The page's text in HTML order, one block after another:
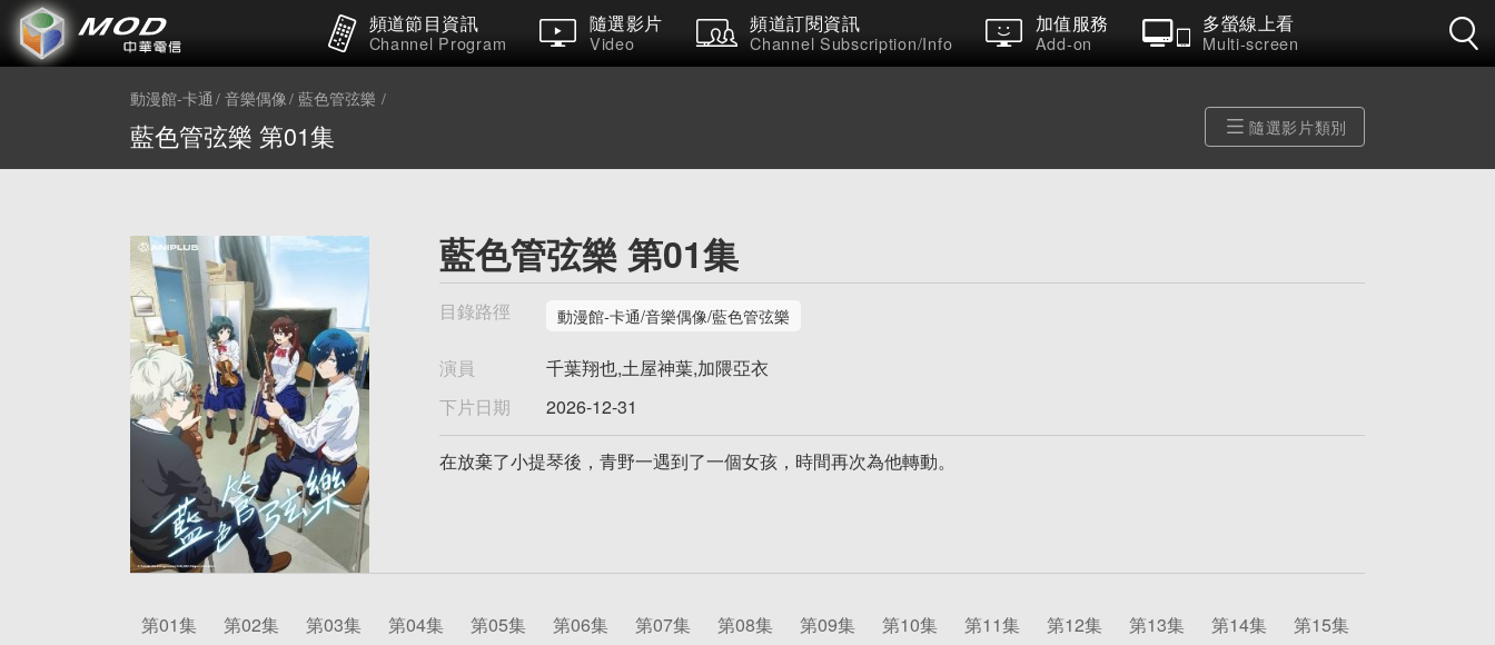
頻道節目資訊
Channel Program
隨選影片
Video
頻道訂閱資訊
Channel Subscription/Info
加值服務
Add-on
多螢線上看
Multi-screen
動漫館-卡通 音樂偶像 藍色管弦樂
藍色管弦樂 第01集 隨選影片類別
藍色管弦樂 第01集
目錄路徑 動漫館-卡通/音樂偶像/藍色管弦樂
演員
千葉翔也,土屋神葉,加隈亞衣
下片日期
2026-12-31
在放棄了小提琴後，青野一遇到了一個女孩，時間再次為他轉動。
第01集 第02集 第03集 第04集 第05集 第06集 第07集 第08集 第09集 第10集 第11集 第12集 第13集 第14集
第15集